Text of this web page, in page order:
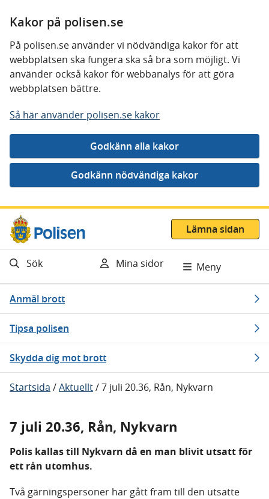
Kakor på polisen.se
På polisen.se använder vi nödvändiga kakor för att
webbplatsen ska fungera ska så bra som möjligt. Vi
använder också kakor för webbanalys för att göra
webbplatsen bättre.
Så här använder polisen.se kakor
Gå direkt till innehåll
Lämna sidan
Sök Mina sidor Meny
Anmäl brott
Tipsa polisen
Skydda dig mot brott
Startsida /Aktuellt/7 juli 20.36, Rån, Nykvarn
7 juli 20.36, Rån, Nykvarn
Polis kallas till Nykvarn då en man blivit utsatt för
ett rån utomhus.
Två gärningspersoner har gått fram till den utsatte